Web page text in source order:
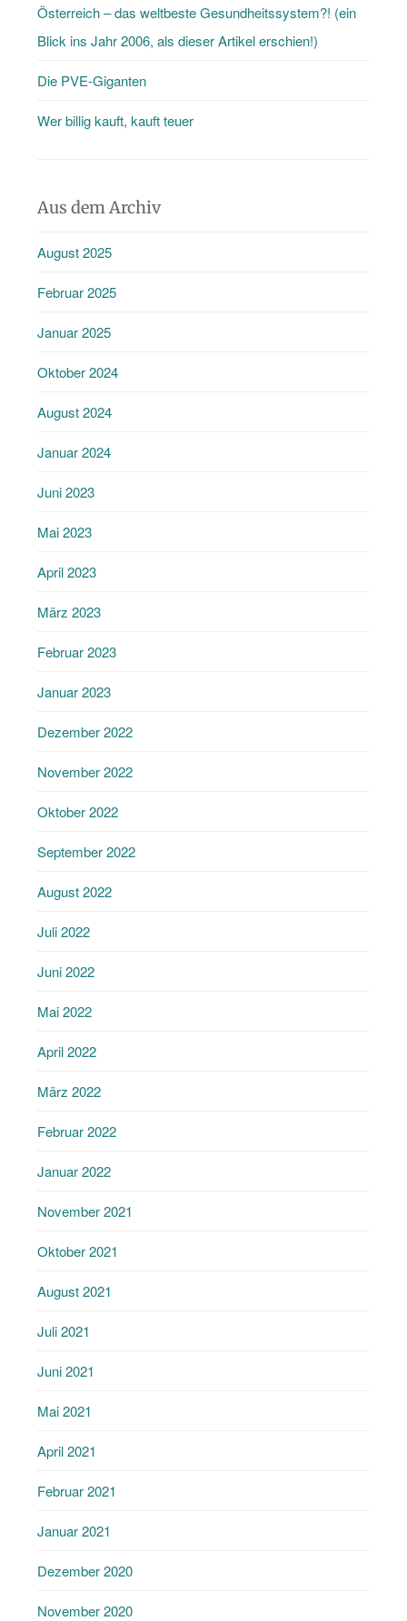
Österreich – das weltbeste Gesundheitssystem?! (ein
Blick ins Jahr 2006, als dieser Artikel erschien!)
Die PVE-Giganten
Wer billig kauft, kauft teuer
Aus dem Archiv
August 2025
Februar 2025
Januar 2025
Oktober 2024
August 2024
Januar 2024
Juni 2023
Mai 2023
April 2023
März 2023
Februar 2023
Januar 2023
Dezember 2022
November 2022
Oktober 2022
September 2022
August 2022
Juli 2022
Juni 2022
Mai 2022
April 2022
März 2022
Februar 2022
Januar 2022
November 2021
Oktober 2021
August 2021
Juli 2021
Juni 2021
Mai 2021
April 2021
Februar 2021
Januar 2021
Dezember 2020
November 2020